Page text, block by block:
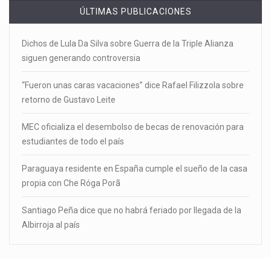
ÚLTIMAS PUBLICACIONES
Dichos de Lula Da Silva sobre Guerra de la Triple Alianza
siguen generando controversia
“Fueron unas caras vacaciones” dice Rafael Filizzola sobre
retorno de Gustavo Leite
MEC oficializa el desembolso de becas de renovación para
estudiantes de todo el país
Paraguaya residente en España cumple el sueño de la casa
propia con Che Róga Porã
Santiago Peña dice que no habrá feriado por llegada de la
Albirroja al país